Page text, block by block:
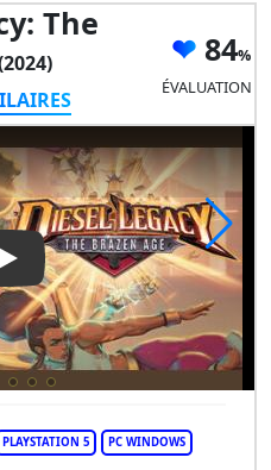
The
84
ÉVALUATION
Play Video: Diesel Legacy:
PLAYSTATION 5 PC WINDOWS